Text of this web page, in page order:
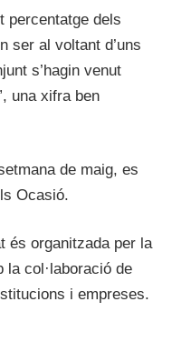
percentatge dels
ser al voltant d’uns
s’hagin venut
una xifra ben
de maig, es
Ocasió.
és organitzada per la
la col·laboració de
i empreses.